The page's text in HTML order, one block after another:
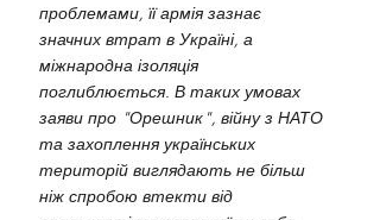
проблемами, її армія зазнає
значних втрат в Україні, а
міжнародна ізоляція
поглиблюється. В таких умовах
заяви про "Орешник", війну з НАТО
та захоплення українських
територій виглядають не більш
ніж спробою втекти від